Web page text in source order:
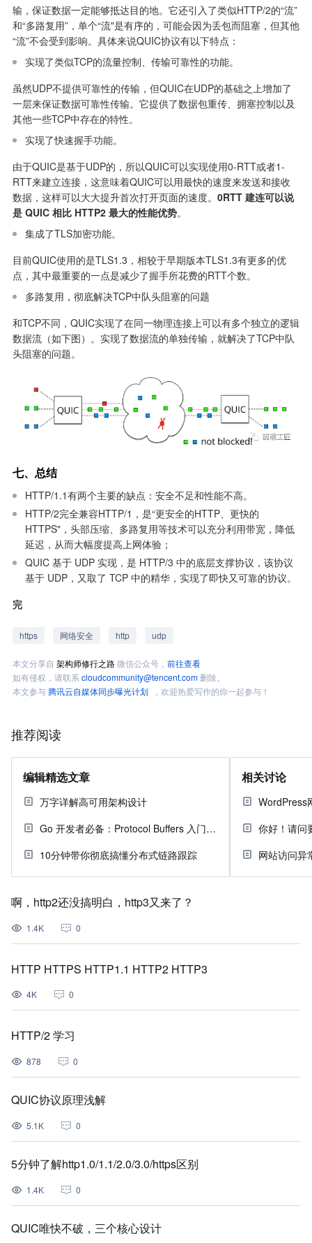
输，保证数据一定能够抵达目的地。它还引入了类似HTTP/2的“流”
和“多路复用”，单个“流"是有序的，可能会因为丢包而阻塞，但其他
“流”不会受到影响。具体来说QUIC协议有以下特点：
实现了类似TCP的流量控制、传输可靠性的功能。
虽然UDP不提供可靠性的传输，但QUIC在UDP的基础之上增加了
一层来保证数据可靠性传输。它提供了数据包重传、拥塞控制以及
其他一些TCP中存在的特性。
实现了快速握手功能。
由于QUIC是基于UDP的，所以QUIC可以实现使用0-RTT或者1-
RTT来建立连接，这意味着QUIC可以用最快的速度来发送和接收
数据，这样可以大大提升首次打开页面的速度。 0RTT 建连可以说
是 QUIC 相比 HTTP2 最大的性能优势。
集成了TLS加密功能。
目前QUIC使用的是TLS1.3，相较于早期版本TLS1.3有更多的优
点，其中最重要的一点是减少了握手所花费的RTT个数。
多路复用，彻底解决TCP中队头阻塞的问题
和TCP不同，QUIC实现了在同一物理连接上可以有多个独立的逻辑
数据流（如下图）。实现了数据流的单独传输，就解决了TCP中队
头阻塞的问题。
七、总结
HTTP/1.1有两个主要的缺点：安全不足和性能不高。
HTTP/2完全兼容HTTP/1，是“更安全的HTTP、更快的
HTTPS"，头部压缩、多路复用等技术可以充分利用带宽，降低
延迟，从而大幅度提高上网体验；
QUIC 基于 UDP 实现，是 HTTP/3 中的底层支撑协议，该协议
基于 UDP，又取了 TCP 中的精华，实现了即快又可靠的协议。
完
https 网络安全 http udp
本文分享自 架构师修行之路微信公众号， 前往查看
如有侵权，请联系 cloudcommunity@tencent.com删除。
本文参与 腾讯云自媒体同步曝光计划 ，欢迎热爱写作的你一起参与！
推荐阅读
编辑精选文章
万字详解高可用架构设计
Go 开发者必备：Protocol Buffers 入门指南
10分钟带你彻底搞懂分布式链路跟踪
相关讨论
你好！请问
啊，http2还没搞明白，http3又来了？
1.4K 0
HTTP HTTPS HTTP1.1 HTTP2 HTTP3
4K 0
HTTP/2 学习
878 0
QUIC协议原理浅解
5.1K 0
5分钟了解http1.0/1.1/2.0/3.0/https区别
1.4K 0
QUIC唯快不破，三个核心设计